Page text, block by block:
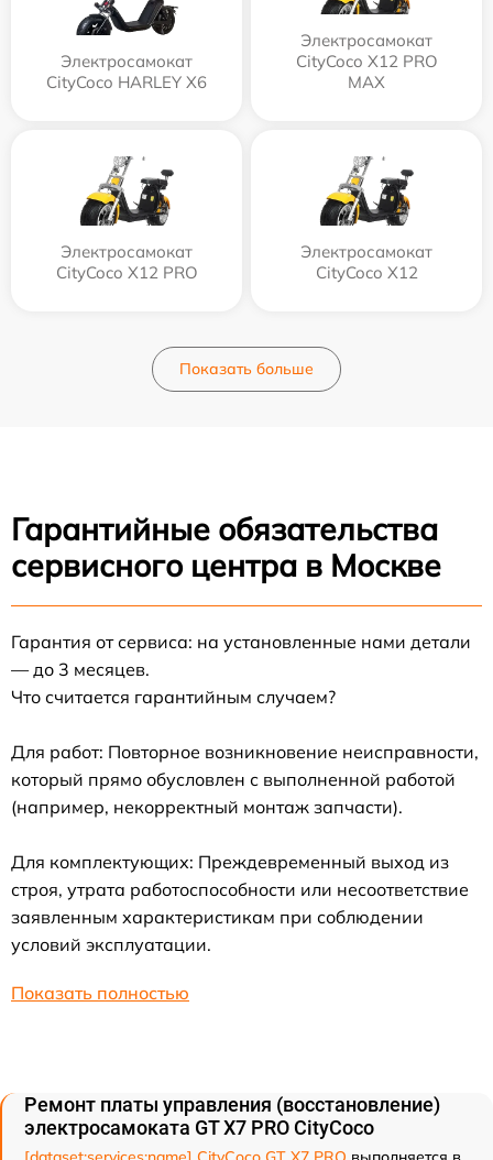
Электросамокат
CityCoco HARLEY X6
Электросамокат
CityCoco X12 PRO
MAX
Электросамокат
CityCoco X12 PRO
Электросамокат
CityCoco X12
Показать больше
Гарантийные обязательства
сервисного центра в Москве
Гарантия от сервиса: на установленные нами детали
— до 3 месяцев.
Что считается гарантийным случаем?
Для работ: Повторное возникновение неисправности,
который прямо обусловлен с выполненной работой
(например, некорректный монтаж запчасти).
Для комплектующих: Преждевременный выход из
строя, утрата работоспособности или несоответствие
заявленным характеристикам при соблюдении
условий эксплуатации.
Показать полностью
Ремонт платы управления (восстановление)
электросамоката GT X7 PRO CityCoco